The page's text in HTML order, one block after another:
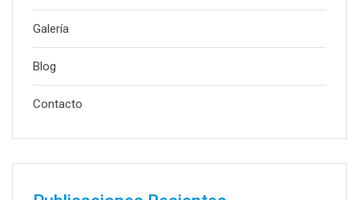
Galería
Blog
Contacto